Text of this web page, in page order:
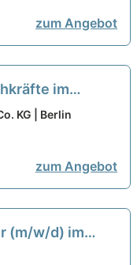
zum Angebot
im
in Voll- und
KG | Berlin
zum Angebot
(m/w/d) im
Teilzeit oder